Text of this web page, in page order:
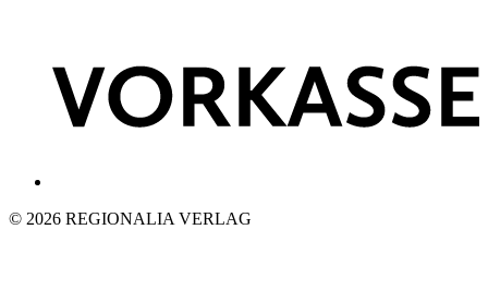
© 2026 REGIONALIA VERLAG